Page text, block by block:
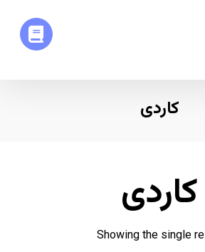
کاردی
کاردی
Showing the single